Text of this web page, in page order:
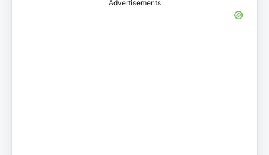
Advertisements